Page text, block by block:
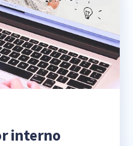
interno